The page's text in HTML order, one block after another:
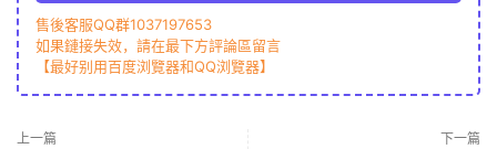
售後客服QQ群1037197653
如果鏈接失效，請在最下方評論區留言
【最好别用百度浏覽器和QQ浏覽器】
上一篇 下一篇